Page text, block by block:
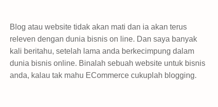
Blog atau website tidak akan mati dan ia akan terus
releven dengan dunia bisnis on line. Dan saya banyak
kali beritahu, setelah lama anda berkecimpung dalam
dunia bisnis online. Binalah sebuah website untuk bisnis
anda, kalau tak mahu ECommerce cukuplah blogging.